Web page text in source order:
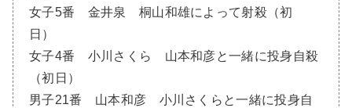
女子5番 金井泉 桐山和雄によって射殺（初
日）
女子4番 小川さくら 山本和彦と一緒に投身自殺
（初日）
男子21番 山本和彦 小川さくらと一緒に投身自